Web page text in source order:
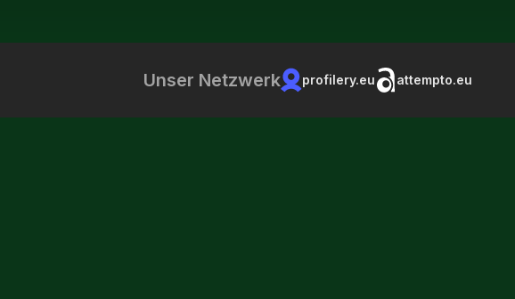
Unser Netzwerk profilery.eu attempto.eu